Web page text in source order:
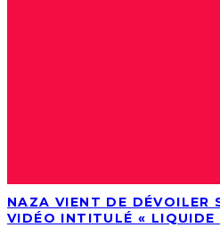
NAZA VIENT DE DÉVOILER
VIDÉO INTITULÉ « LIQUIDE